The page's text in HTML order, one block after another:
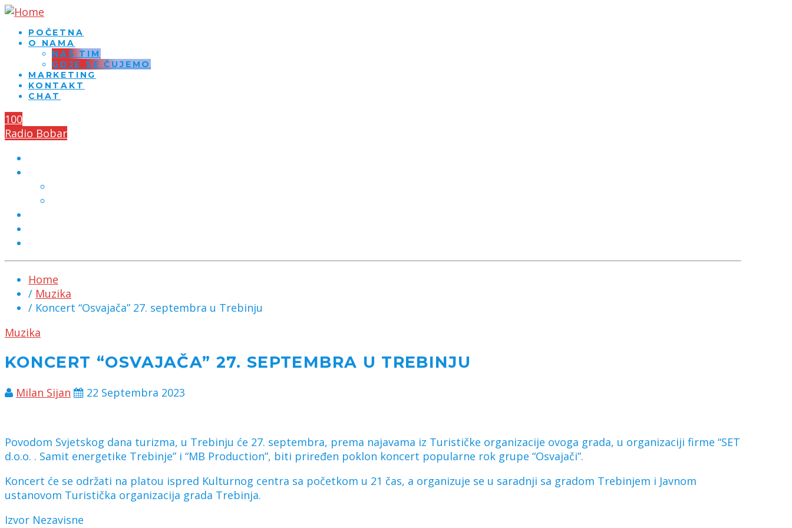
POČETNA
O NAMA
NAŠ TIM
GDJE SE ČUJEMO
MARKETING
KONTAKT
CHAT
100
Radio Bobar
Home
/ Muzika
/ Koncert “Osvajača” 27. septembra u Trebinju
Muzika
KONCERT “OSVAJAČA” 27. SEPTEMBRA U TREBINJU
Milan Sijan 22 Septembra 2023
Povodom Svjetskog dana turizma, u Trebinju će 27. septembra, prema najavama iz Turističke organizacije ovoga grada, u organizaciji firme “SET
d.o.o. . Samit energetike Trebinje” i “MB Production”, biti priređen poklon koncert popularne rok grupe “Osvajači”.
Koncert će se održati na platou ispred Kulturnog centra sa početkom u 21 čas, a organizuje se u saradnji sa gradom Trebinjem i Javnom
ustanovom Turistička organizacija grada Trebinja.
Izvor Nezavisne